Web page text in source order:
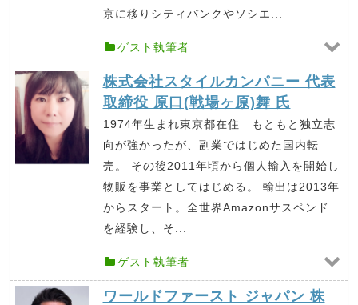
京に移りシティバンクやソシエ...
ゲスト執筆者
株式会社スタイルカンパニー 代表
取締役 原口(戦場ヶ原)舞 氏
1974年生まれ東京都在住 もともと独立志
向が強かったが、副業ではじめた国内転
売。 その後2011年頃から個人輸入を開始し
物販を事業としてはじめる。 輸出は2013年
からスタート。全世界Amazonサスペンド
を経験し、そ...
ゲスト執筆者
ワールドファースト ジャパン 株